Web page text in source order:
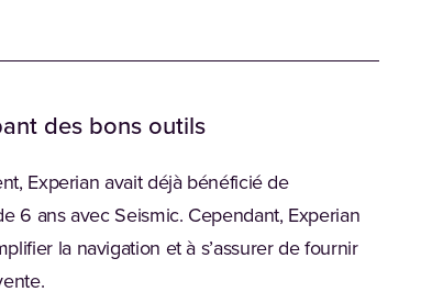
des bons outils
Experian avait déjà bénéficié de
6 ans avec Seismic. Cependant, Experian
la navigation et à s’assurer de fournir